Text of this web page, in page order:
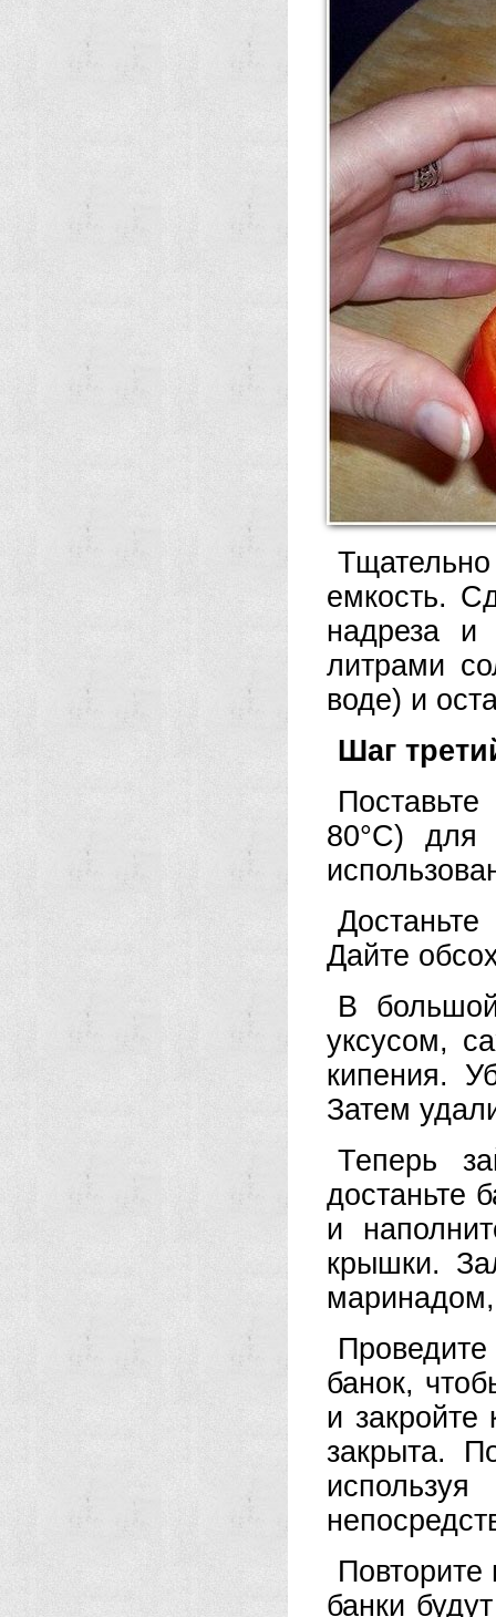
емкость.
надреза
литрами
воде) и
Шаг
80°C) для
Дайте
В
уксусом,
кипения.
Затем
Теперь
достаньте
и
крышки.
маринадом,
банок,
и
закрыта.
банки